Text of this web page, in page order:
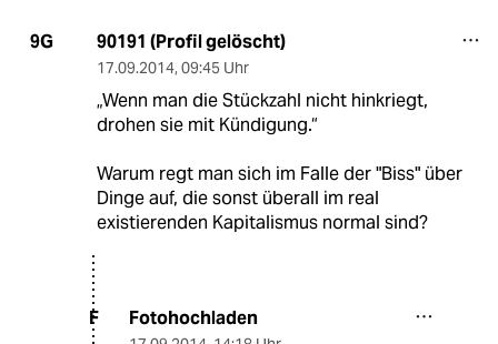
9G 90191 (Profil gelöscht)
17.09.2014, 09:45 Uhr
„Wenn man die Stückzahl nicht hinkriegt,
drohen sie mit Kündigung.“
Warum regt man sich im Falle der "Biss" über
Dinge auf, die sonst überall im real
existierenden Kapitalismus normal sind?
F Fotohochladen